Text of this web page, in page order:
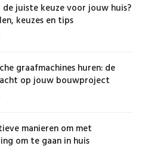
juiste keuze voor jouw huis?
keuzes en tips
graafmachines huren: de
op jouw bouwproject
manieren om met
om te gaan in huis